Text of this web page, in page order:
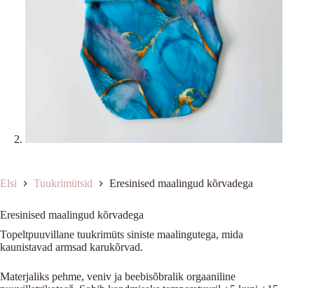
Elsi Tuukrimütsid Eresinised maalingud kõrvadega
Eresinised maalingud kõrvadega
Topeltpuuvillane tuukrimüts siniste maalingutega, mida
kaunistavad armsad karukõrvad.
Materjaliks pehme, veniv ja beebisõbralik orgaaniline